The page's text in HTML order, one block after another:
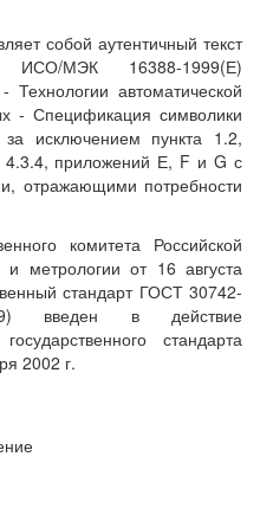
собой аутентичный текст
ИСО/МЭК 16388-1999(Е)
автоматической
- Спецификация символики
исключением пункта 1.2,
4.3.4, приложений Е, F и G с
отражающими потребности
комитета Российской
метрологии от 16 августа
стандарт ГОСТ 30742-
введен в действие
стандарта
2002 г.